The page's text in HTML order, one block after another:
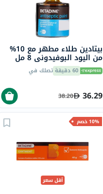
بيتادين طلاء مطهر مع 10%
من اليود البوفيدوني 8 مل
60 دقيقة تصلك في
36.29
38.20
10% خصم
أقل سعر